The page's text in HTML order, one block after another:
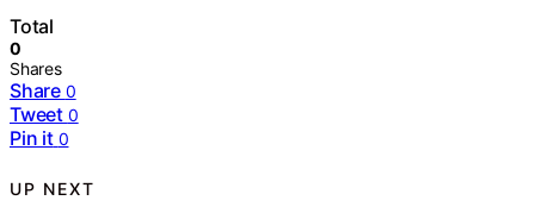
Total
0
Shares
Share 0
Tweet 0
Pin it 0
UP NEXT